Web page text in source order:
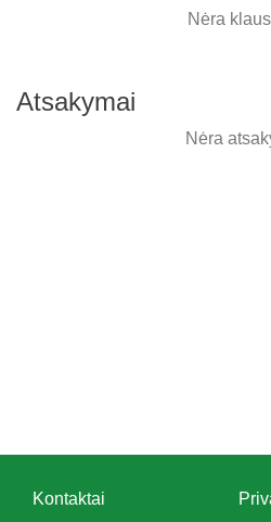
Nėra
Atsakymai
Nėra
Kontaktai